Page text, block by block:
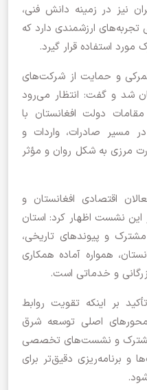
نیز در زمینه دانش فنی،
ارزشمندی دارد که
استفاده قرار گیرد.
و حمایت از شرکت‌های
شد و گفت: انتظار می‌رود
دولت افغانستان با
مسیر صادرات، واردات و
مرزی به شکل روان و مؤثر
اقتصادی افغانستان و
این نشست اظهار کرد: استان
و پیوندهای تاریخی،
همواره آماده همکاری
و خدماتی است.
بر اینکه تقویت روابط
محورهای اصلی توسعه شرق
و نشست‌های تخصصی
و برنامه‌ریزی دقیق‌تر برای